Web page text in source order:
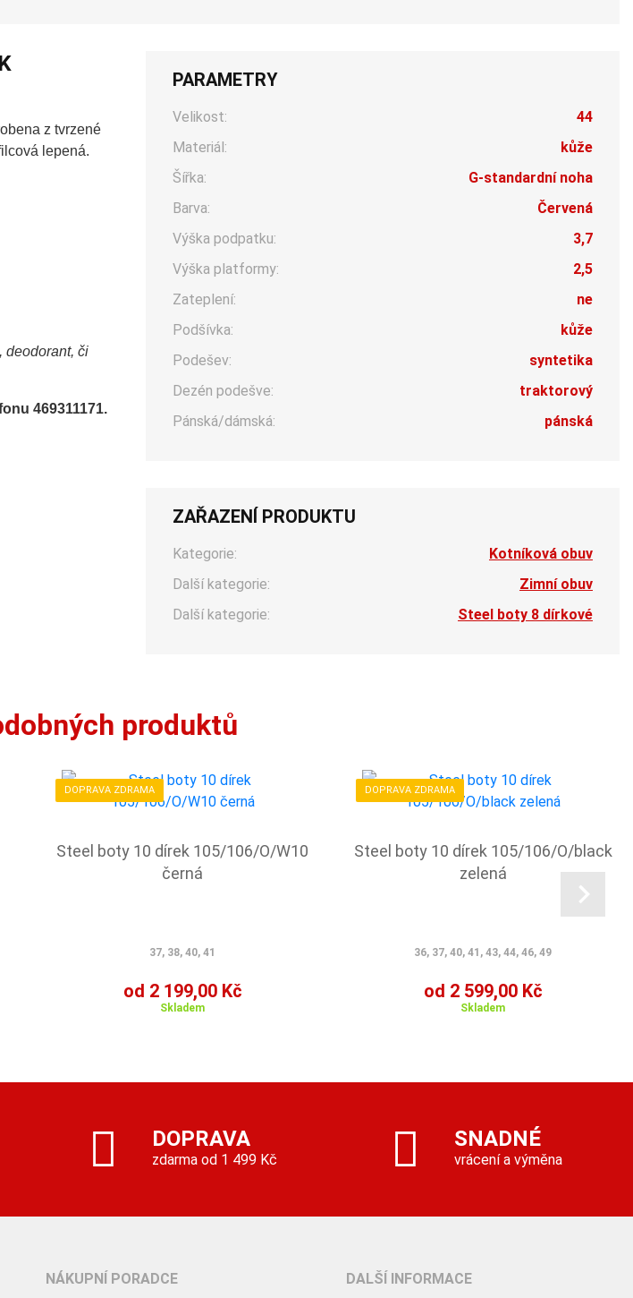
z tvrzené
lepená.
deodorant, či
469311171.
PARAMETRY
Velikost:
44
Materiál:
kůže
Šířka:
G-standardní noha
Barva:
Červená
Výška podpatku:
3,7
Výška platformy:
2,5
Zateplení:
ne
Podšívka:
kůže
Podešev:
syntetika
Dezén podešve:
traktorový
Pánská/dámská:
pánská
ZAŘAZENÍ PRODUKTU
Kategorie:
Kotníková obuv
Další kategorie:
Zimní obuv
Další kategorie:
Steel boty 8 dírkové
produktů
DOPRAVA ZDRAMA
Steel boty 10 dírek 105/106/O/W10
černá
37, 38, 40, 41
od 2 199,00 Kč
Skladem
DOPRAVA ZDRAMA
Steel boty 10 dírek 105/106/O/black
zelená
36, 37, 40, 41, 43, 44, 46, 49
od 2 599,00 Kč
Skladem
DOPRAVA
zdarma od 1 499 Kč
SNADNÉ
vrácení a výměna
NÁKUPNÍ PORADCE DALŠÍ INFORMACE